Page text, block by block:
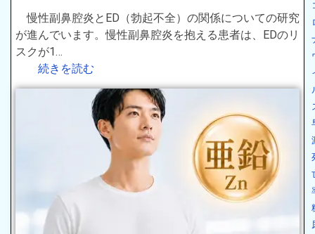
慢性副鼻腔炎とED（勃起不全）の関係についての研究
が進んでいます。慢性副鼻腔炎を抱える患者は、EDのリ
スクが1…
続きを読む